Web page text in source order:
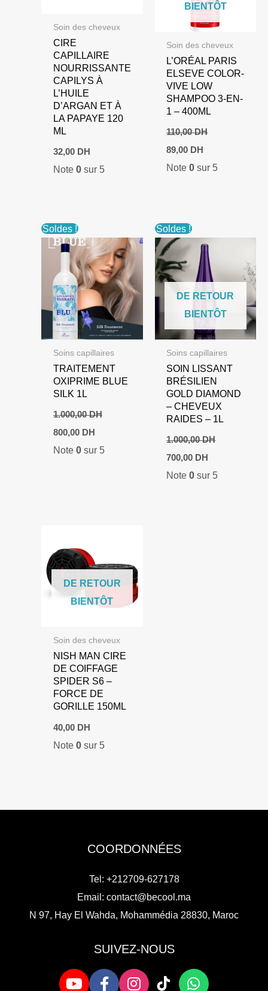
Soin des cheveux
CIRE
CAPILLAIRE
NOURRISSANTE
CAPILYS À
L’HUILE
D’ARGAN ET À
LA PAPAYE 120
ML
32,00 DH
Note 0sur 5
BIENTÔT
Soin des cheveux
L’ORÉAL PARIS
ELSEVE COLOR-
VIVE LOW
SHAMPOO 3-EN-
1 – 400ML
110,00DH
Le
prix
initial
89,00 DH
actuel
Note0 sur 5
Soldes !
Soins capillaires
TRAITEMENT
OXIPRIME BLUE
SILK 1L
1.000,00DH
Le
prix
initial
800,00 DHLe
actuel
Note 0sur 5
Soldes !
DE RETOUR
BIENTÔT
Soins capillaires
SOIN LISSANT
BRÉSILIEN
GOLD DIAMOND
– CHEVEUX
RAIDES – 1L
1.000,00DH
Le
prix
initial
700,00 DH
actuel
Note0 sur 5
DE RETOUR
BIENTÔT
Soin des cheveux
NISH MAN CIRE
DE COIFFAGE
SPIDER S6 –
FORCE DE
GORILLE 150ML
40,00 DH
Note 0sur 5
COORDONNÉES
Tel: +212709-627178
Email: contact@becool.ma
N 97, Hay El Wahda, Mohammédia 28830, Maroc
SUIVEZ-NOUS